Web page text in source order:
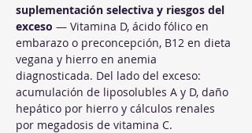
suplementación selectiva y riesgos del
exceso — Vitamina D, ácido fólico en
embarazo o preconcepción, B12 en dieta
vegana y hierro en anemia
diagnosticada. Del lado del exceso:
acumulación de liposolubles A y D, daño
hepático por hierro y cálculos renales
por megadosis de vitamina C.